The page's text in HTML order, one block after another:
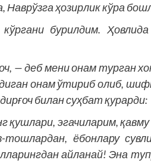
Наврўзга ҳозирлик кўра
бурилдим.
— деб мени онам турган
онам ўтириб олиб,
билан суҳбат қурарди:
эгачиларим,
ёбонлару
айланай! Эна